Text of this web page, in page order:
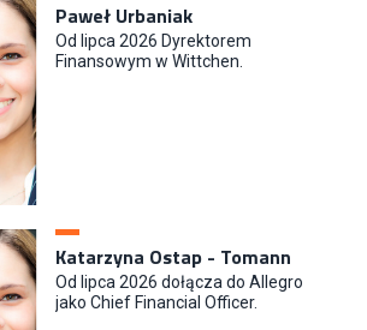
Paweł Urbaniak
Od lipca 2026 Dyrektorem
Finansowym w Wittchen.
Katarzyna Ostap - Tomann
Od lipca 2026 dołącza do Allegro
jako Chief Financial Officer.